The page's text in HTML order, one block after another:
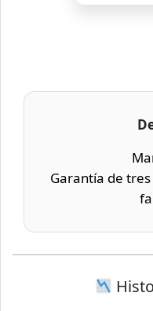
Garantía de